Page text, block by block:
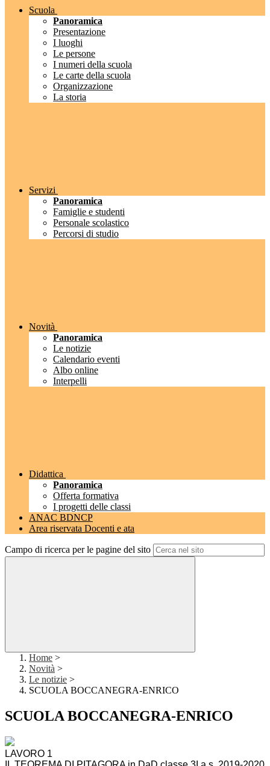
Scuola
Panoramica
Presentazione
I luoghi
Le persone
I numeri della scuola
Le carte della scuola
Organizzazione
La storia
Servizi
Panoramica
Famiglie e studenti
Personale scolastico
Percorsi di studio
Novità
Panoramica
Le notizie
Calendario eventi
Albo online
Interpelli
Didattica
Panoramica
Offerta formativa
I progetti delle classi
ANAC BDNCP
Area riservata Docenti e ata
Campo di ricerca per le pagine del sito
Home >
Novità >
Le notizie >
SCUOLA BOCCANEGRA-ENRICO
SCUOLA BOCCANEGRA-ENRICO
LAVORO 1